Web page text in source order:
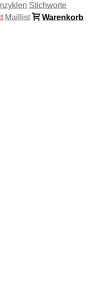
Stichworte
Maillist
Warenkorb